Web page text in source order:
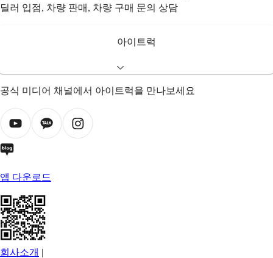
딜러 입점, 차량 판매, 차량 구매 문의 상담
아이트럭
공식 미디어 채널에서 아이트럭을 만나보세요
앱 다운로드
회사소개 |